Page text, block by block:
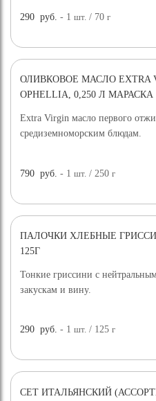
290 руб. - 1шт. / 70г
ОЛИВКОВОЕ МАСЛО EXTRA
OPHELLIA, 0,250 Л МАРАСКА
Extra Virgin масло первого
средиземноморским блюдам.
790 руб. - 1шт. / 250г
ПАЛОЧКИ ХЛЕБНЫЕ
125Г
Тонкие гриссини с
закускам и вину.
290 руб. - 1шт. / 125г
СЕТ ИТАЛЬЯНСКИЙ